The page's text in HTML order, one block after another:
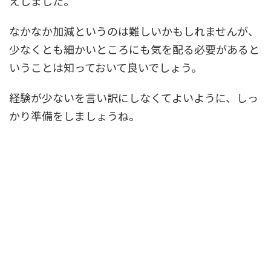
なかなか加減というのは難しいかもしれませんが、
少なくとも細かいところにも気を配る必要があると
いうことは知っておいて良いでしょう。
経験が少ないを言い訳にしなくてよいように、しっ
かり準備をしましょうね。